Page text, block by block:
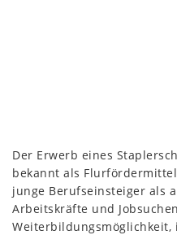
Der Erwerb eines
bekannt als
junge Berufseinsteiger als
Arbeitskräfte und
Weiterbildungsmöglichkeit,